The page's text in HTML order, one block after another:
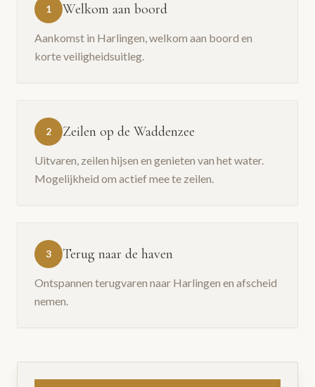
1 Welkom aan boord
Aankomst in Harlingen, welkom aan boord en
korte veiligheidsuitleg.
2 Zeilen op de Waddenzee
Uitvaren, zeilen hijsen en genieten van het water.
Mogelijkheid om actief mee te zeilen.
3 Terug naar de haven
Ontspannen terugvaren naar Harlingen en afscheid
nemen.